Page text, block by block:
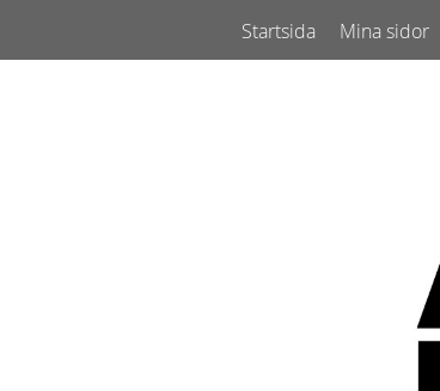
Startsida Mina sidor